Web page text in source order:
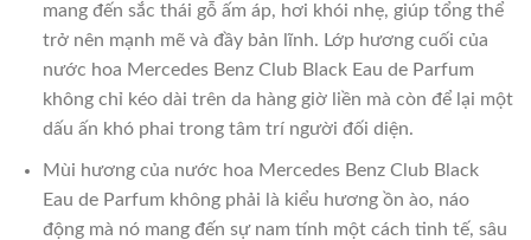
mang đến sắc thái gỗ ấm áp, hơi khói nhẹ, giúp tổng thể
trở nên mạnh mẽ và đầy bản lĩnh. Lớp hương cuối của
nước hoa Mercedes Benz Club Black Eau de Parfum
không chỉ kéo dài trên da hàng giờ liền mà còn để lại một
dấu ấn khó phai trong tâm trí người đối diện.
Mùi hương của nước hoa Mercedes Benz Club Black
Eau de Parfum không phải là kiểu hương ồn ào, náo
động mà nó mang đến sự nam tính một cách tinh tế, sâu